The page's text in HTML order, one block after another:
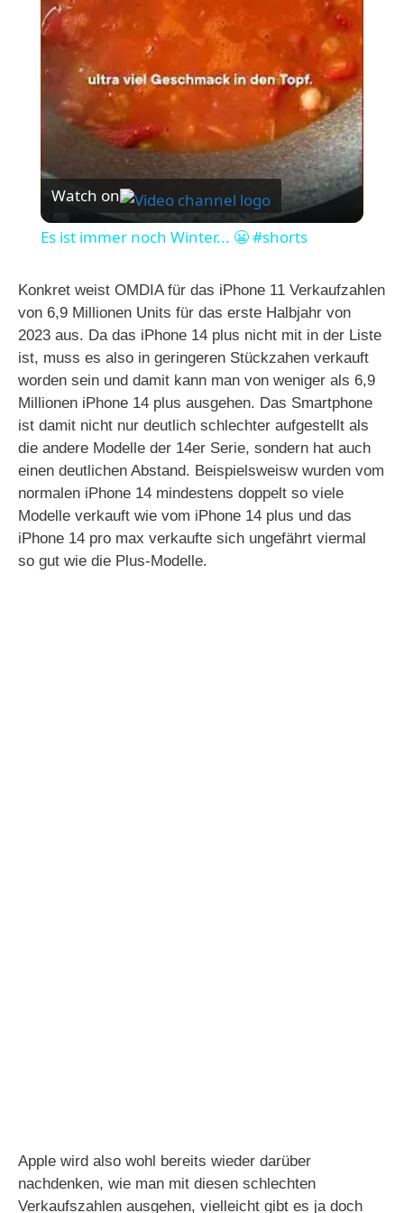
l
a
y
V
i
d
e
o
Watch on
Es ist immer noch Winter... 😬 #shorts
Konkret weist OMDIA für das iPhone 11 Verkaufzahlen
von 6,9 Millionen Units für das erste Halbjahr von
2023 aus. Da das iPhone 14 plus nicht mit in der Liste
ist, muss es also in geringeren Stückzahen verkauft
worden sein und damit kann man von weniger als 6,9
Millionen iPhone 14 plus ausgehen. Das Smartphone
ist damit nicht nur deutlich schlechter aufgestellt als
die andere Modelle der 14er Serie, sondern hat auch
einen deutlichen Abstand. Beispielsweisw wurden vom
normalen iPhone 14 mindestens doppelt so viele
Modelle verkauft wie vom iPhone 14 plus und das
iPhone 14 pro max verkaufte sich ungefährt viermal
so gut wie die Plus-Modelle.
Apple wird also wohl bereits wieder darüber
nachdenken, wie man mit diesen schlechten
Verkaufszahlen ausgehen, vielleicht gibt es ja doch